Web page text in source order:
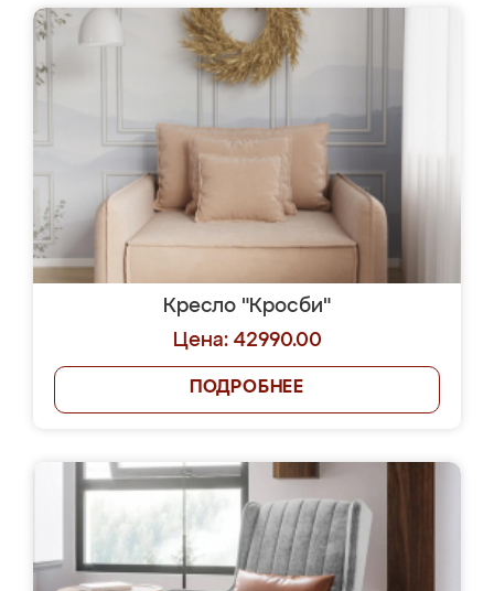
Кресло "Кросби"
Цена: 42990.00
ПОДРОБНЕЕ